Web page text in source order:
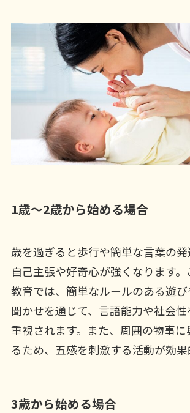
1歳～2歳から始める場合
歳を過ぎると歩行や簡単な言葉の発
自己主張や好奇心が強くなります
教育では、簡単なルールのある遊
聞かせを通じて、言語能力や社会
重視されます。また、周囲の物事
るため、五感を刺激する活動が効果
3歳から始める場合